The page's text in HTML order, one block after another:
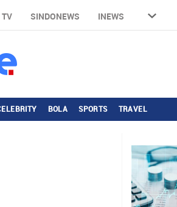
TV SINDONEWS INEWS
BOLA SPORTS TRAVEL